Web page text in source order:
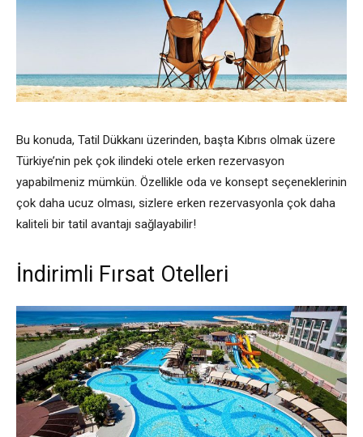
Bu konuda, Tatil Dükkanı üzerinden, başta Kıbrıs olmak üzere
Türkiye’nin pek çok ilindeki otele erken rezervasyon
yapabilmeniz mümkün. Özellikle oda ve konsept seçeneklerinin
çok daha ucuz olması, sizlere erken rezervasyonla çok daha
kaliteli bir tatil avantajı sağlayabilir!
İndirimli Fırsat Otelleri